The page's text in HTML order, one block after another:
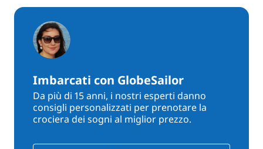
Imbarcati con GlobeSailor
Da più di 15 anni, i nostri esperti danno
consigli personalizzati per prenotare la
crociera dei sogni al miglior prezzo.